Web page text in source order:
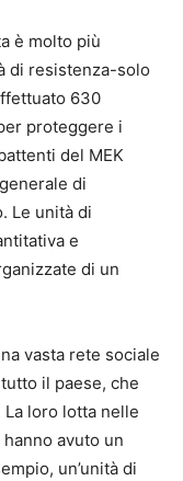
è molto più
di resistenza-solo
630
proteggere i
del MEK
di
Le unità di
e
di un
vasta rete sociale
il paese, che
loro lotta nelle
avuto un
un’unità di